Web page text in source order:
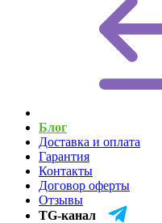
Блог
Доставка и оплата
Гарантия
Контакты
Договор оферты
Отзывы
TG-канал